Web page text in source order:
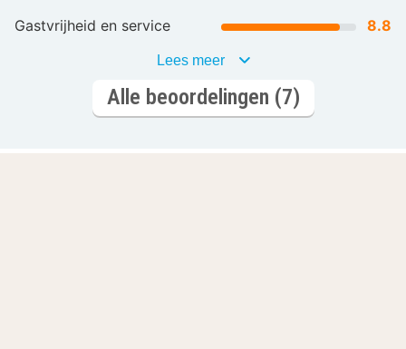
Gastvrijheid en service
8.8
Lees meer
Alle beoordelingen (7)